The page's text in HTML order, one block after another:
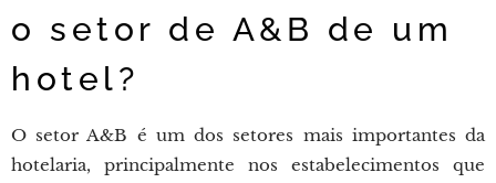
o setor de A&B de um
hotel?
O setor A&B é um dos setores mais importantes da
hotelaria, principalmente nos estabelecimentos que